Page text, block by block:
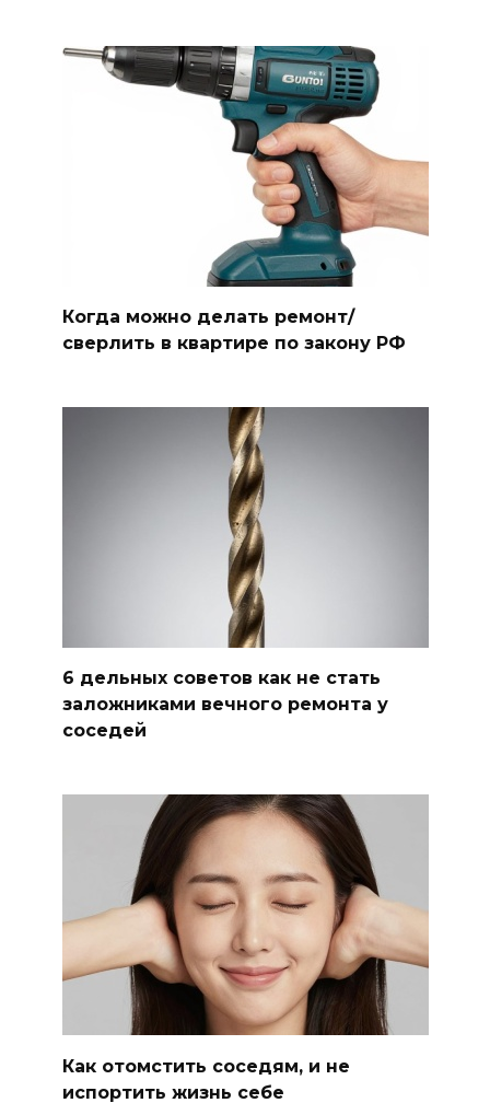
Когда можно делать ремонт/
сверлить в квартире по закону РФ
6 дельных советов как не стать
заложниками вечного ремонта у
соседей
Как отомстить соседям, и не
испортить жизнь себе